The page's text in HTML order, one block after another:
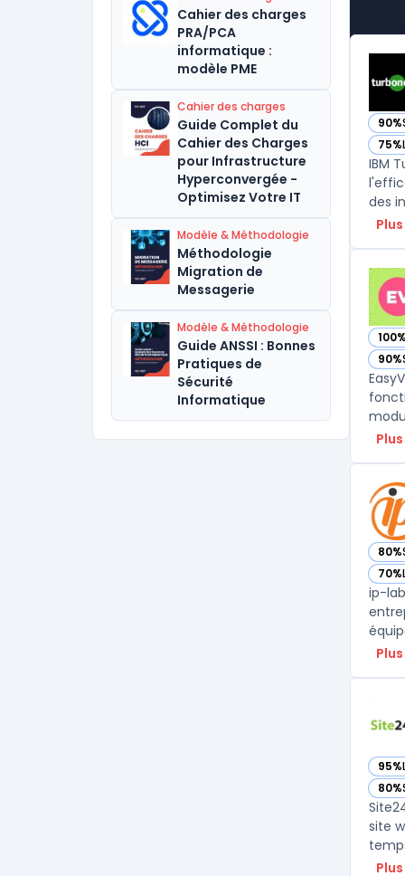
Cahier des charges
PRA/PCA
informatique :
modèle PME
Cahier des charges
Guide Complet du
Cahier des Charges
pour Infrastructure
Hyperconvergée -
Optimisez Votre IT
Modèle & Méthodologie
Méthodologie
Migration de
Messagerie
Modèle & Méthodologie
Guide ANSSI : Bonnes
Pratiques de
Sécurité
Informatique
90%
—
75%
—
IBM
des
100%
—
90%
—
80%
—
70%
—
ip-
95%
—
80%
—
site